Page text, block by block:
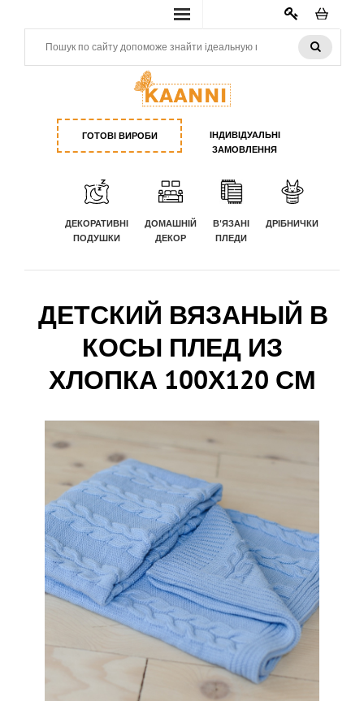
КАБИНЕТ
ГОТОВІ ВИРОБИ
ІНДИВІДУАЛЬНІ
ЗАМОВЛЕННЯ
ДЕКОРАТИВНІ
ПОДУШКИ
ДОМАШНІЙ
ДЕКОР
В'ЯЗАНІ
ПЛЕДИ
ДРІБНИЧКИ
ДЕТСКИЙ ВЯЗАНЫЙ В
КОСЫ ПЛЕД ИЗ
ХЛОПКА 100Х120 СМ